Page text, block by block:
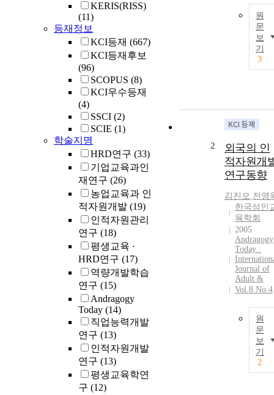
KERIS(RISS)
(11)
등재정보
KCI등재 (667)
KCI등재후보
(96)
SCOPUS (8)
KCI우수등재
(4)
SSCI (2)
SCIE (1)
학술지명
HRD연구 (33)
기업교육과인
재연구 (26)
농업교육과 인
적자원개발 (19)
인적자원관리
연구 (18)
평생교육 ·
HRD연구 (17)
역량개발학습
연구 (15)
Andragogy
Today (14)
직업능력개발
연구 (13)
인적자원개발
연구 (13)
평생교육학연
구 (12)
원
문
보
기
3
2
외국의 인
적자원개
연구동향
김진모,전영
한국성인
육학회
2005
Andragogy
Today :
Journal of
Adult &
Vol.8 No.4
원
문
보
기
2